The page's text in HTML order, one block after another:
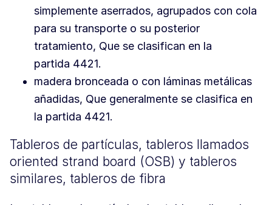
simplemente aserrados, agrupados con cola
para su transporte o su posterior
tratamiento, Que se clasifican en la
partida 4421.
madera bronceada o con láminas metálicas
añadidas, Que generalmente se clasifica en
la partida 4421.
Tableros de partículas, tableros llamados
oriented strand board (OSB) y tableros
similares, tableros de fibra